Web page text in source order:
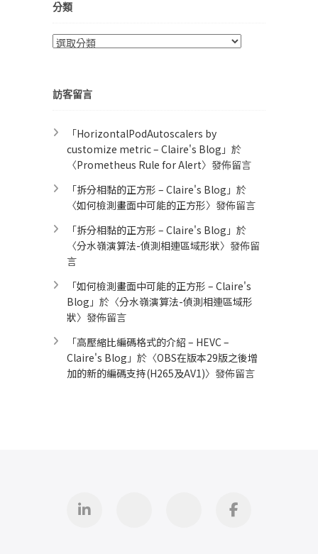
分類
分
訪客留言
「HorizontalPodAutoscalers by
customize metric – Claire's Blog 」於
〈Prometheus Rule for Alert​〉發佈留言
「拆分相黏的正方形 – Claire's Blog 」於
〈如何檢測畫面中可能的正方形〉發佈留言
「拆分相黏的正方形 – Claire's Blog 」於
〈分水嶺演算法-偵測相連區域形狀〉發佈留
言
「如何檢測畫面中可能的正方形 – Claire's
Blog 」於〈分水嶺演算法-偵測相連區域形
狀〉發佈留言
「高壓縮比編碼格式的介紹 – HEVC –
Claire's Blog 」於〈OBS在版本29版之後增
加的新的編碼支持(H265及AV1)〉發佈留言
Linkedin iThomeFacebook